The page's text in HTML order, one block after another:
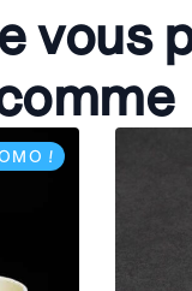
vous
!